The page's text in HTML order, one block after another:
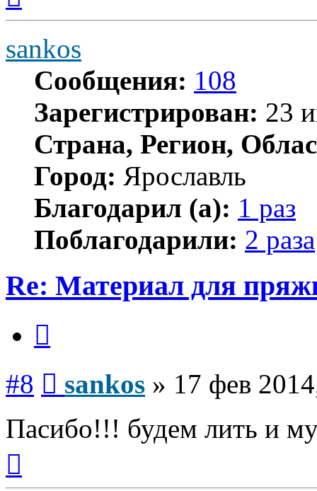
началу
sankos
Сообщения: 108
Зарегистрирован: 23
Страна, Регион,
Город: Ярославль
Благодарил (а): 1 раз
Поблагодарили: 2 раза
Re: Материал для
#8 sankos » 17 фев
Пасибо!!! будем лить и
началу